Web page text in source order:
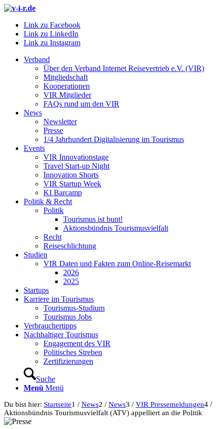
Link zu Facebook
Link zu LinkedIn
Link zu Instagram
Verband
Über den Verband Internet Reisevertrieb e.V. (VIR)
Mitgliedschaft
Kooperationen
VIR Mitglieder
FAQs rund um den VIR
News
Newsletter
Presse
1/4 Jahrhundert Digitalisierung im Tourismus
Events
VIR Innovationstage
Travel Start-up Night
Innovation Shorts
VIR Startup Week
KI Barcamp
Politik & Recht
Politik
Tourismus ist bunt!
Aktionsbündnis Tourismusvielfalt
Recht
Reiseschlichtung
Studien
VIR Daten und Fakten zum Online-Reisemarkt
2026
2025
Startups
Karriere im Tourismus
Tourismus-Studium
Tourismus Jobs
Verbrauchertipps
Nachhaltiger Tourismus
Engagement des VIR
Politisches Streben
Zertifizierungen
Suche
Menü Menü
Du bist hier: Startseite1 / News2 / News3 / VIR Pressemeldungen4 /
Aktionsbündnis Tourismusvielfalt (ATV) appelliert an die Politik